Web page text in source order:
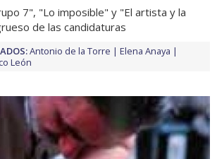
7", "Lo imposible" y "El artista y la
de las candidaturas
Antonio de la Torre
Elena Anaya
León